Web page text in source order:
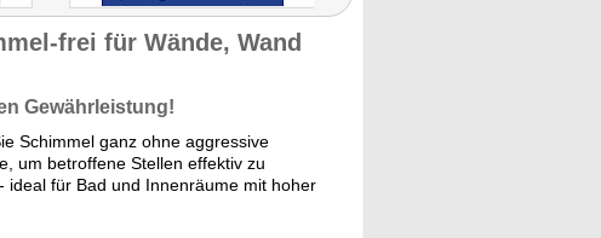
frei für Wände, Wand
Gewährleistung!
Schimmel ganz ohne aggressive
um betroffene Stellen effektiv zu
ideal für Bad und Innenräume mit hoher